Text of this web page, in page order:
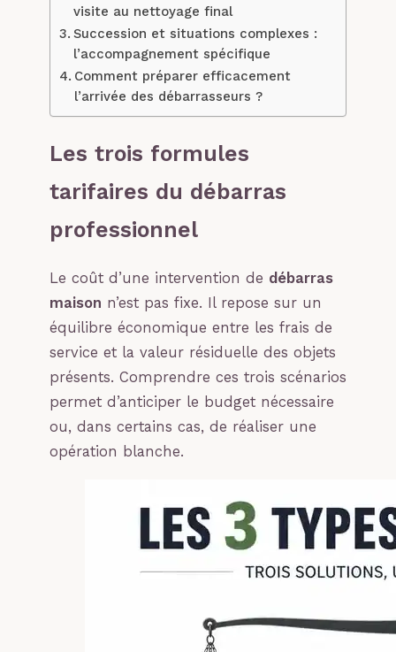
visite au nettoyage final
Succession et situations complexes :
l’accompagnement spécifique
Comment préparer efficacement
l’arrivée des débarrasseurs ?
Les trois formules
tarifaires du débarras
professionnel
Le coût d’une intervention de débarras
maison n’est pas fixe. Il repose sur un
équilibre économique entre les frais de
service et la valeur résiduelle des objets
présents. Comprendre ces trois scénarios
permet d’anticiper le budget nécessaire
ou, dans certains cas, de réaliser une
opération blanche.